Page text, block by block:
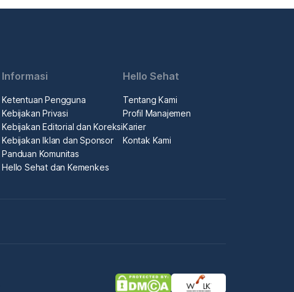
Informasi
Ketentuan Pengguna
Kebijakan Privasi
Kebijakan Editorial dan Koreksi
Kebijakan Iklan dan Sponsor
Panduan Komunitas
Hello Sehat dan Kemenkes
Hello Sehat
Tentang Kami
Profil Manajemen
Karier
Kontak Kami